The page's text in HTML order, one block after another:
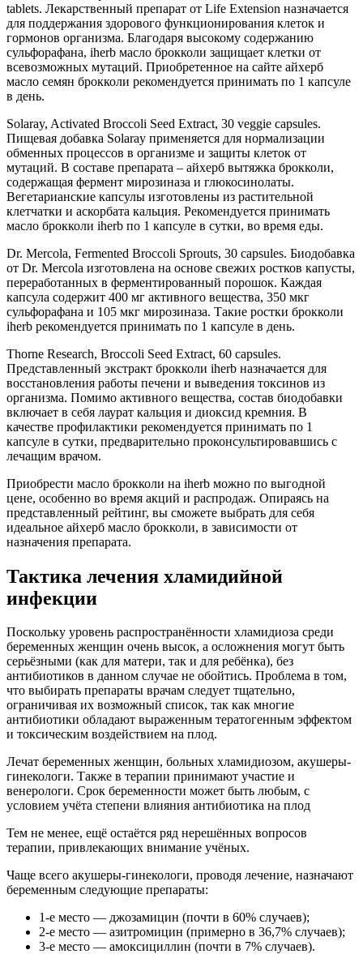
tablets. Лекарственный препарат от Life Extension назначается
для поддержания здорового функционирования клеток и
гормонов организма. Благодаря высокому содержанию
сульфорафана, iherb масло брокколи защищает клетки от
всевозможных мутаций. Приобретенное на сайте айхерб
масло семян брокколи рекомендуется принимать по 1 капсуле
в день.
Solaray, Activated Broccoli Seed Extract, 30 veggie capsules.
Пищевая добавка Solaray применяется для нормализации
обменных процессов в организме и защиты клеток от
мутаций. В составе препарата – айхерб вытяжка брокколи,
содержащая фермент мирозиназа и глюкосинолаты.
Вегетарианские капсулы изготовлены из растительной
клетчатки и аскорбата кальция. Рекомендуется принимать
масло брокколи iherb по 1 капсуле в сутки, во время еды.
Dr. Mercola, Fermented Broccoli Sprouts, 30 capsules. Биодобавка
от Dr. Mercola изготовлена на основе свежих ростков капусты,
переработанных в ферментированный порошок. Каждая
капсула содержит 400 мг активного вещества, 350 мкг
сульфорафана и 105 мкг мирозиназа. Такие ростки брокколи
iherb рекомендуется принимать по 1 капсуле в день.
Thorne Research, Broccoli Seed Extract, 60 capsules.
Представленный экстракт брокколи iherb назначается для
восстановления работы печени и выведения токсинов из
организма. Помимо активного вещества, состав биодобавки
включает в себя лаурат кальция и диоксид кремния. В
качестве профилактики рекомендуется принимать по 1
капсуле в сутки, предварительно проконсультировавшись с
лечащим врачом.
Приобрести масло брокколи на iherb можно по выгодной
цене, особенно во время акций и распродаж. Опираясь на
представленный рейтинг, вы сможете выбрать для себя
идеальное айхерб масло брокколи, в зависимости от
назначения препарата.
Тактика лечения хламидийной
инфекции
Поскольку уровень распространённости хламидиоза среди
беременных женщин очень высок, а осложнения могут быть
серьёзными (как для матери, так и для ребёнка), без
антибиотиков в данном случае не обойтись. Проблема в том,
что выбирать препараты врачам следует тщательно,
ограничивая их возможный список, так как многие
антибиотики обладают выраженным тератогенным эффектом
и токсическим воздействием на плод.
Лечат беременных женщин, больных хламидиозом, акушеры-
гинекологи. Также в терапии принимают участие и
венерологи. Срок беременности может быть любым, с
условием учёта степени влияния антибиотика на плод
Тем не менее, ещё остаётся ряд нерешённых вопросов
терапии, привлекающих внимание учёных.
Чаще всего акушеры-гинекологи, проводя лечение, назначают
беременным следующие препараты:
1-е место — джозамицин (почти в 60% случаев);
2-е место — азитромицин (примерно в 36,7% случаев);
3-е место — амоксициллин (почти в 7% случаев).